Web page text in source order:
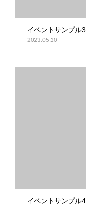
イベントサンプル3
2023.05.20
イベントサンプル4